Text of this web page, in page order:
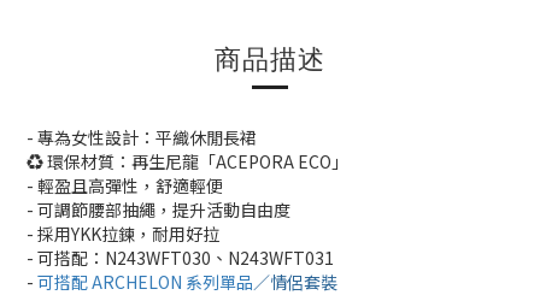
商品描述
- 專為女性設計：平織休閒長裙
♻ 環保材質：再生尼龍「ACEPORA ECO」
- 輕盈且高彈性，舒適輕便
- 可調節腰部抽繩，提升活動自由度
- 採用YKK拉鍊，耐用好拉
- 可搭配：N243WFT030、N243WFT031
- 可搭配 ARCHELON 系列單品／情侶套裝